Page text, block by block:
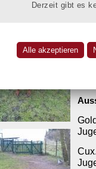
Derzeit gibt es